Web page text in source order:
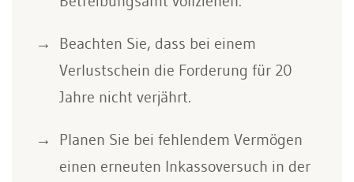
Beachten Sie, dass bei einem
Verlustschein die Forderung für 20
Jahre nicht verjährt.
Planen Sie bei fehlendem Vermögen
einen erneuten Inkassoversuch in der